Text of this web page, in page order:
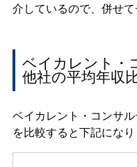
介しているので、併せ
ベイカレント・
他社の平均年収
ベイカレント・コンサ
を比較すると下記になり